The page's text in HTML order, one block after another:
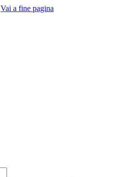
Vai a fine pagina